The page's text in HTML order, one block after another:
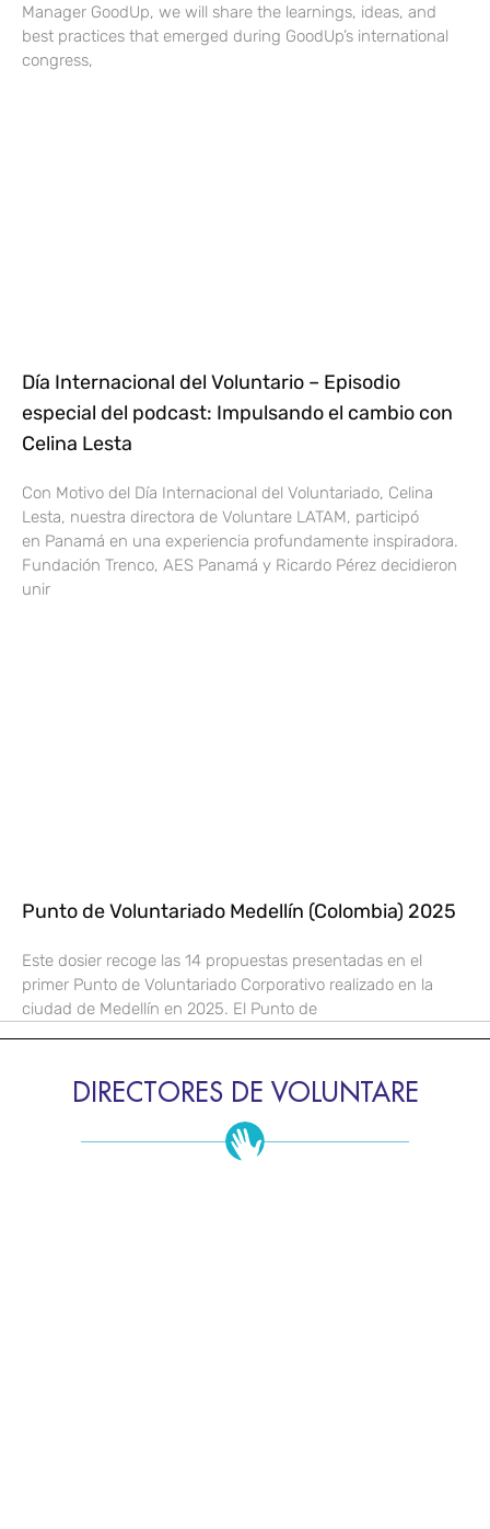
Manager GoodUp, we will share the learnings, ideas, and
best practices that emerged during GoodUp’s international
congress,
Día Internacional del Voluntario – Episodio
especial del podcast: Impulsando el cambio con
Celina Lesta
Con Motivo del Día Internacional del Voluntariado, Celina
Lesta, nuestra directora de Voluntare LATAM, participó
en Panamá en una experiencia profundamente inspiradora.
Fundación Trenco, AES Panamá y Ricardo Pérez decidieron
unir
Punto de Voluntariado Medellín (Colombia) 2025
Este dosier recoge las 14 propuestas presentadas en el
primer Punto de Voluntariado Corporativo realizado en la
ciudad de Medellín en 2025. El Punto de
DIRECTORES DE VOLUNTARE